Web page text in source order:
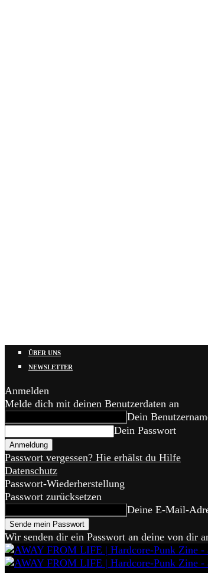
ÜBER UNS
NEWSLETTER
Anmelden
Melde dich mit deinen Benutzerdaten an
Dein
Dein Passwort
Passwort vergessen? Hie erhälst du Hilfe
Datenschutz
Passwort-Wiederherstellung
Passwort zurücksetzen
Deine E-Mail-
Wir senden dir ein Passwort an deine von dir